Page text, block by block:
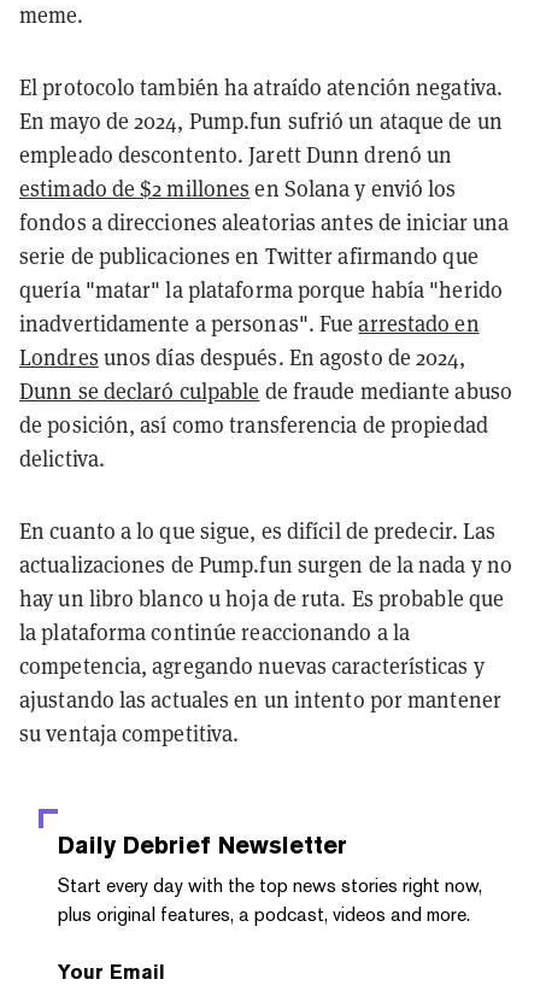
meme.
El protocolo también ha atraído atención negativa.
En mayo de 2024, Pump.fun sufrió un ataque de un
empleado descontento. Jarett Dunn drenó un
estimado de $2 millones en Solana y envió los
fondos a direcciones aleatorias antes de iniciar una
serie de publicaciones en Twitter afirmando que
quería "matar" la plataforma porque había "herido
inadvertidamente a personas". Fuearrestado en
Londres unos días después. En agosto de 2024,
Dunn se declaró culpable de fraude mediante abuso
de posición, así como transferencia de propiedad
delictiva.
En cuanto a lo que sigue, es difícil de predecir. Las
actualizaciones de Pump.fun surgen de la nada y no
hay un libro blanco u hoja de ruta. Es probable que
la plataforma continúe reaccionando a la
competencia, agregando nuevas características y
ajustando las actuales en un intento por mantener
su ventaja competitiva.
Daily Debrief Newsletter
Start every day with the top news stories right now,
plus original features, a podcast, videos and more.
Your Email